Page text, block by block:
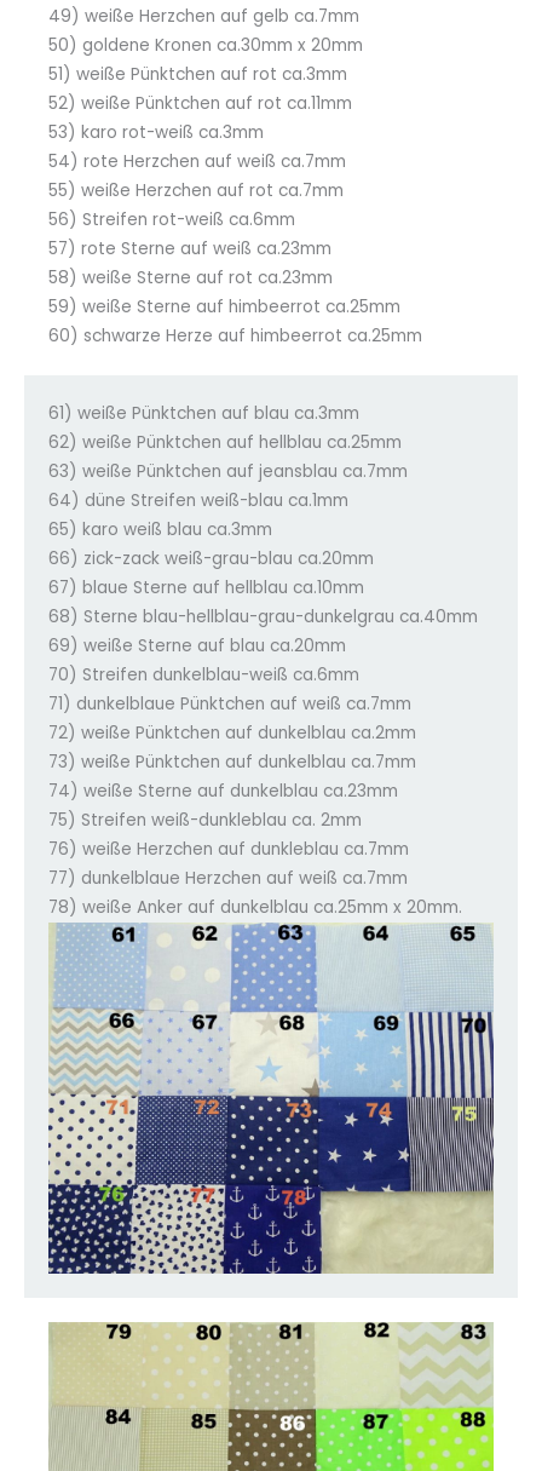
49) weiße Herzchen auf gelb ca.7mm
50) goldene Kronen ca.30mm x 20mm
51) weiße Pünktchen auf rot ca.3mm
52) weiße Pünktchen auf rot ca.11mm
53) karo rot-weiß ca.3mm
54) rote Herzchen auf weiß ca.7mm
55) weiße Herzchen auf rot ca.7mm
56) Streifen rot-weiß ca.6mm
57) rote Sterne auf weiß ca.23mm
58) weiße Sterne auf rot ca.23mm
59) weiße Sterne auf himbeerrot ca.25mm
60) schwarze Herze auf himbeerrot ca.25mm
61) weiße Pünktchen auf blau ca.3mm
62) weiße Pünktchen auf hellblau ca.25mm
63) weiße Pünktchen auf jeansblau ca.7mm
64) düne Streifen weiß-blau ca.1mm
65) karo weiß blau ca.3mm
66) zick-zack weiß-grau-blau ca.20mm
67) blaue Sterne auf hellblau ca.10mm
68) Sterne blau-hellblau-grau-dunkelgrau ca.40mm
69) weiße Sterne auf blau ca.20mm
70) Streifen dunkelblau-weiß ca.6mm
71) dunkelblaue Pünktchen auf weiß ca.7mm
72) weiße Pünktchen auf dunkelblau ca.2mm
73) weiße Pünktchen auf dunkelblau ca.7mm
74) weiße Sterne auf dunkelblau ca.23mm
75) Streifen weiß-dunkleblau ca. 2mm
76) weiße Herzchen auf dunkleblau ca.7mm
77) dunkelblaue Herzchen auf weiß ca.7mm
78) weiße Anker auf dunkelblau ca.25mm x 20mm.